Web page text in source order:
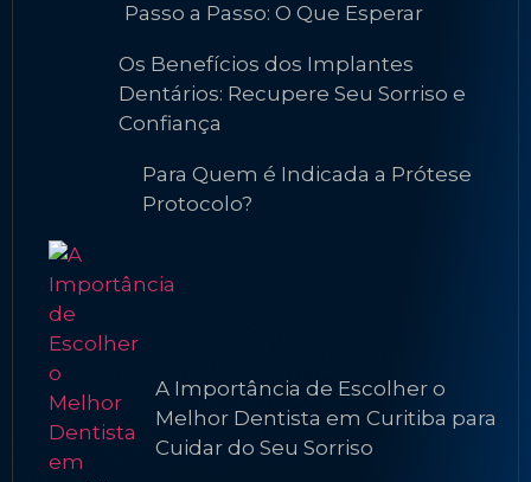
Passo a Passo: O Que Esperar
Os Benefícios dos Implantes
Dentários: Recupere Seu Sorriso e
Confiança
Para Quem é Indicada a Prótese
Protocolo?
A Importância de Escolher o
Melhor Dentista em Curitiba para
Cuidar do Seu Sorriso